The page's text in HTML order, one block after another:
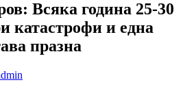
Всяка година 25-30
катастрофи и една
празна